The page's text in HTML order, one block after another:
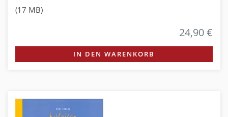
(17 MB)
24,90 €
IN DEN WARENKORB